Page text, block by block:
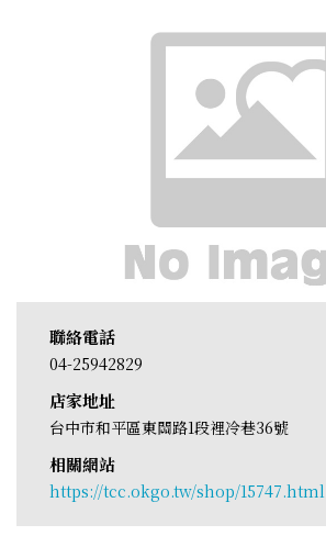
聯絡電話
04-25942829
店家地址
台中市和平區東關路1段裡冷巷36號
相關網站
https://tcc.okgo.tw/shop/15747.html